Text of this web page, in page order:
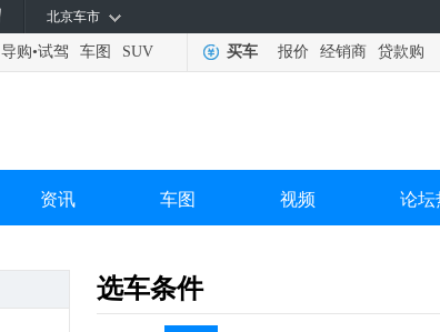
北京车市
导购•试驾 车图 SUV 买车 报价 经销商 贷款购
资讯 车图 视频 论坛
选车条件